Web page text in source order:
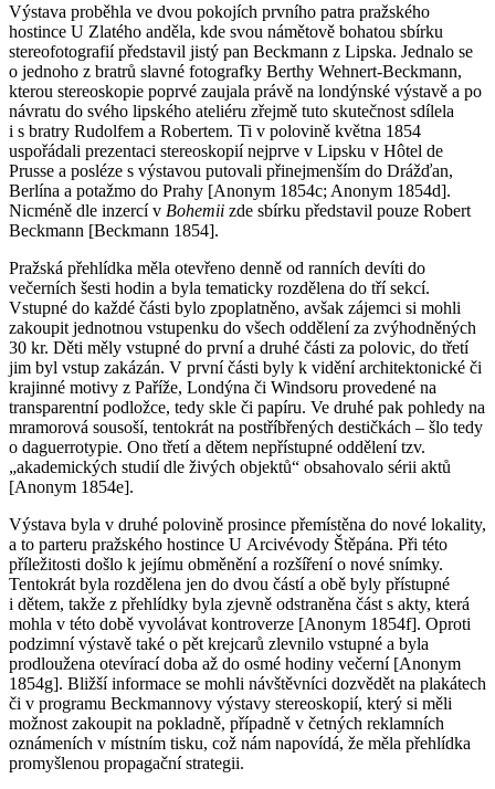
Výstava proběhla ve dvou pokojích prvního patra pražského
hostince U Zlatého anděla, kde svou námětově bohatou sbírku
stereofotografií představil jistý pan Beckmann z Lipska. Jednalo se
o jednoho z bratrů slavné fotografky Berthy Wehnert-Beckmann,
kterou stereoskopie poprvé zaujala právě na londýnské výstavě a po
návratu do svého lipského ateliéru zřejmě tuto skutečnost sdílela
i s bratry Rudolfem a Robertem. Ti v polovině května 1854
uspořádali prezentaci stereoskopií nejprve v Lipsku v Hôtel de
Prusse a posléze s výstavou putovali přinejmenším do Drážďan,
Berlína a potažmo do Prahy [Anonym 1854c; Anonym 1854d].
Nicméně dle inzercí v Bohemii zde sbírku představil pouze Robert
Beckmann [Beckmann 1854].
Pražská přehlídka měla otevřeno denně od ranních devíti do
večerních šesti hodin a byla tematicky rozdělena do tří sekcí.
Vstupné do každé části bylo zpoplatněno, avšak zájemci si mohli
zakoupit jednotnou vstupenku do všech oddělení za zvýhodněných
30 kr. Děti měly vstupné do první a druhé části za polovic, do třetí
jim byl vstup zakázán. V první části byly k vidění architektonické či
krajinné motivy z Paříže, Londýna či Windsoru provedené na
transparentní podložce, tedy skle či papíru. Ve druhé pak pohledy na
mramorová sousoší, tentokrát na postříbřených destičkách – šlo tedy
o daguerrotypie. Ono třetí a dětem nepřístupné oddělení tzv.
„akademických studií dle živých objektů“ obsahovalo sérii aktů
[Anonym 1854e].
Výstava byla v druhé polovině prosince přemístěna do nové lokality,
a to parteru pražského hostince U Arcivévody Štěpána. Při této
příležitosti došlo k jejímu obměnění a rozšíření o nové snímky.
Tentokrát byla rozdělena jen do dvou částí a obě byly přístupné
i dětem, takže z přehlídky byla zjevně odstraněna část s akty, která
mohla v této době vyvolávat kontroverze [Anonym 1854f]. Oproti
podzimní výstavě také o pět krejcarů zlevnilo vstupné a byla
prodloužena otevírací doba až do osmé hodiny večerní [Anonym
1854g]. Bližší informace se mohli návštěvníci dozvědět na plakátech
či v programu Beckmannovy výstavy stereoskopií, který si měli
možnost zakoupit na pokladně, případně v četných reklamních
oznámeních v místním tisku, což nám napovídá, že měla přehlídka
promyšlenou propagační strategii.